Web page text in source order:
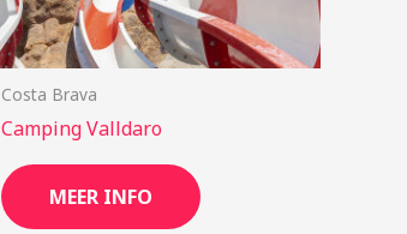
Costa Brava
Camping Valldaro
MEER INFO